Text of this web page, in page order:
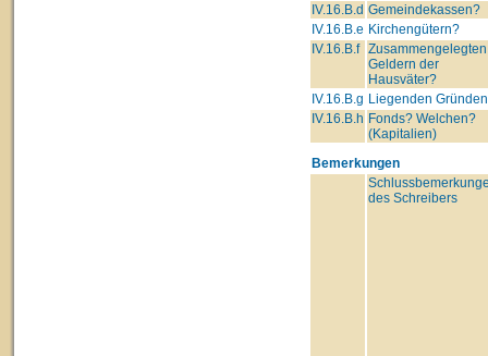
IV.16.B.d Gemeindekassen?
IV.16.B.e Kirchengütern?
IV.16.B.f Zusammengelegten
Geldern der
Hausväter?
IV.16.B.g Liegenden
IV.16.B.h Fonds? Welchen?
(Kapitalien)
Bemerkungen
des Schreibers